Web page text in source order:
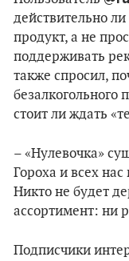
действительно
продукт, а не
поддерживать
также спросил,
безалкогольного
стоит ли ждать
– «Нулевочка»
Гороха и всех
Никто не будет
ассортимент: ни
Подписчики